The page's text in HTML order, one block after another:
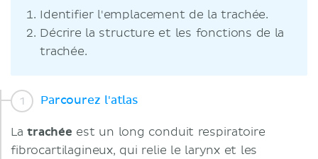
Identifier l'emplacement de la trachée.
Décrire la structure et les fonctions de la
trachée.
Parcourez l'atlas
Latrachée est un long conduit respiratoire
fibrocartilagineux, qui relie le larynx et les